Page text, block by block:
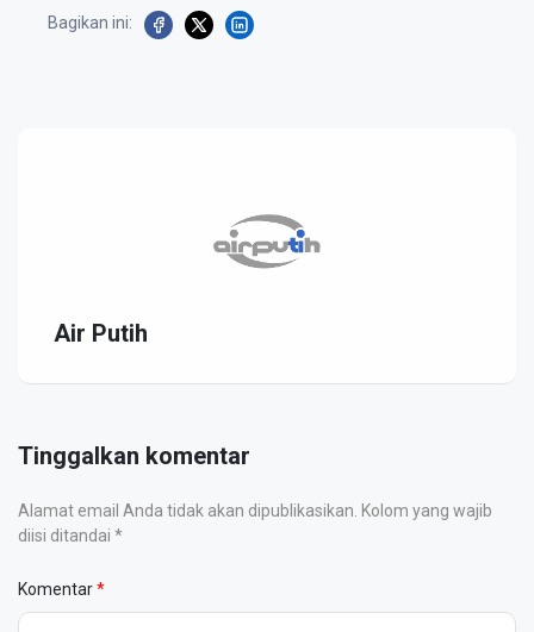
Bagikan ini:
Air Putih
Tinggalkan komentar
Alamat email Anda tidak akan dipublikasikan. Kolom yang wajib
diisi ditandai *
Komentar